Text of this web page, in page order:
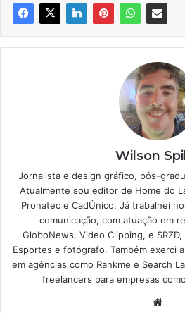
Wilson
Jornalista e design gráfico, pós-
Atualmente sou editor de Home do
Pronatec e CadÚnico. Já trabalhei
comunicação, com atuação em
GloboNews, Video Clipping, e
Esportes e fotógrafo. Também exerci
em agências como Rankme e Search
freelancers para empresas